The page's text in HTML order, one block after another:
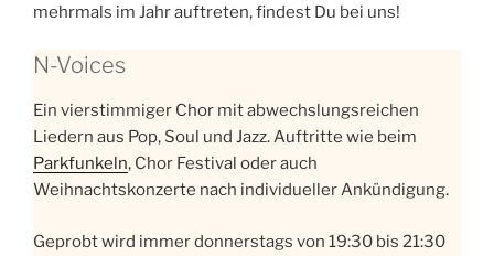
mehrmals im Jahr auftreten, findest Du bei uns!
N-Voices
Ein vierstimmiger Chor mit abwechslungsreichen
Liedern aus Pop, Soul und Jazz. Auftritte wie beim
Parkfunkeln, Chor Festival oder auch
Weihnachtskonzerte nach individueller Ankündigung.
Geprobt wird immer donnerstags von 19:30 bis 21:30